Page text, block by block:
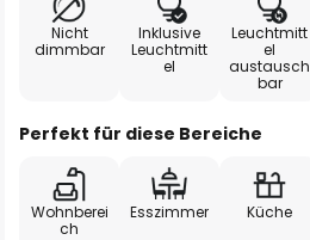
Nicht
dimmbar
Inklusive
Leuchtmitt
el
Leuchtmitt
el
austausch
bar
Perfekt für diese Bereiche
Wohnberei
ch
Esszimmer Küche